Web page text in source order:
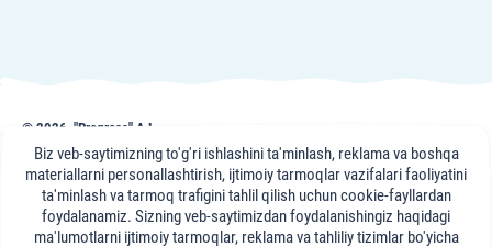
© 2026, "Progress" AJ
frutonyanya.uz sahifasidagi nashr, maslahat va videomateriallar axborot uchun
keltirilgan. Portal mutaxassislari maslahati axborot xususiyatiga ega bo'lib,
sizning davolovchi shifokoringizga tashrifning o'rnini bosa olmaydi.
"FrutoNyanya"
Biz veb-saytimizning to'g'ri ishlashini ta'minlash, reklama va boshqa
materiallarni personallashtirish, ijtimoiy tarmoqlar vazifalari faoliyatini
ta'minlash va tarmoq trafigini tahlil qilish uchun cookie-fayllardan
foydalanamiz. Sizning veb-saytimizdan foydalanishingiz haqidagi
ma'lumotlarni ijtimoiy tarmoqlar, reklama va tahliliy tizimlar bo'yicha